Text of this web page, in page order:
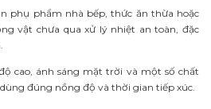
phụ phẩm nhà bếp, thức ăn thừa hoặc
vật chưa qua xử lý nhiệt an toàn, đặc
cao, ánh sáng mặt trời và một số chất
đúng nồng độ và thời gian tiếp xúc.